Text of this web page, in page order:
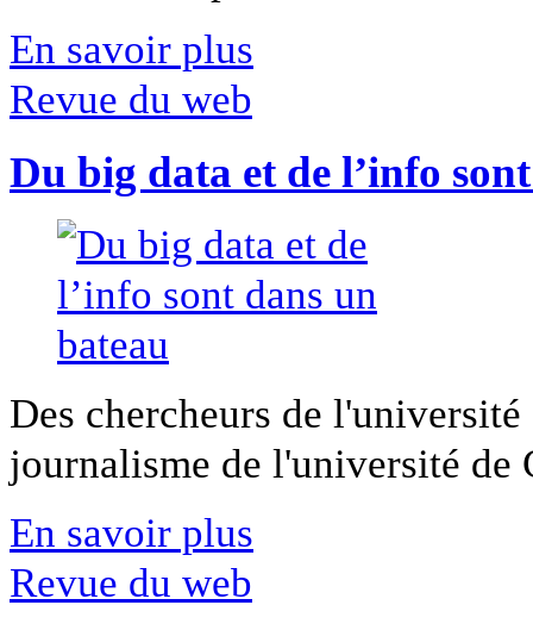
En savoir plus
Revue du web
Du big data et de l’info
Des chercheurs de
journalisme de l'université
En savoir plus
Revue du web